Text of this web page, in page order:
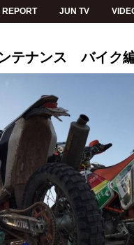
REPORT JUN TV
テナンス バイク